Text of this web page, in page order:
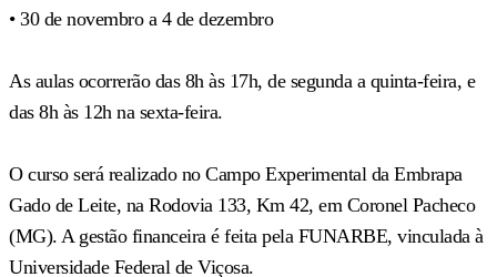
• 30 de novembro a 4 de dezembro
As aulas ocorrerão das 8h às 17h, de segunda a quinta-feira, e
das 8h às 12h na sexta-feira.
O curso será realizado no Campo Experimental da Embrapa
Gado de Leite, na Rodovia 133, Km 42, em Coronel Pacheco
(MG). A gestão financeira é feita pela FUNARBE, vinculada à
Universidade Federal de Viçosa.